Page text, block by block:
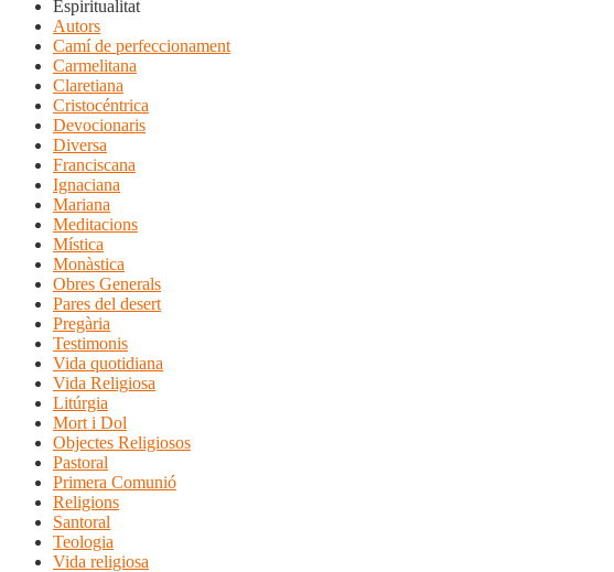
Espiritualitat
Autors
Camí de perfeccionament
Carmelitana
Claretiana
Cristocéntrica
Devocionaris
Diversa
Franciscana
Ignaciana
Mariana
Meditacions
Mística
Monàstica
Obres Generals
Pares del desert
Pregària
Testimonis
Vida quotidiana
Vida Religiosa
Litúrgia
Mort i Dol
Objectes Religiosos
Pastoral
Primera Comunió
Religions
Santoral
Teologia
Vida religiosa